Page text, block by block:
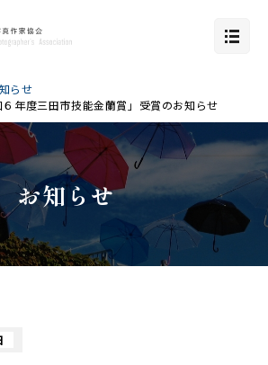
らせ
年度三田市技能金蘭賞」受賞のお知らせ
お知らせ